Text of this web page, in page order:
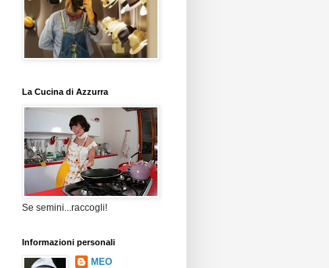
La Cucina di Azzurra
Se semini...raccogli!
Informazioni personali
MEO